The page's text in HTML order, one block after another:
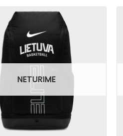
NETURIME